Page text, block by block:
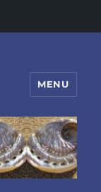
MENU